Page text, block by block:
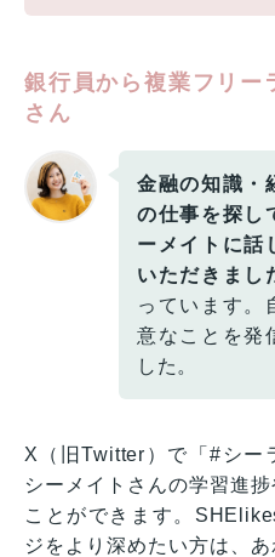
銀行員から複業フリ
さん
金融の知識・
の仕事を探し
ーメイトに話
いただきまし
っています。
意なことを発
した。
X（旧Twitter）で「#シー
シーメイトさんの学習進
ことができます。
ジをより深めたい方は、